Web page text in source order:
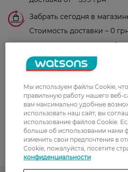
Забрать сегодня в
Стоимость доставки – 0
Оплата
Оплата картой
Послеоплата
Показать
Код товара
Мы используем файлы Cookie,
правильную работу нашего веб-
вам максимально удобные
использовать наш сайт, вы
использование файлов Cookie.
больше об использовании нами
изменить свои предпочтения в
Cookie, пожалуйста, посетите
конфиденциальности